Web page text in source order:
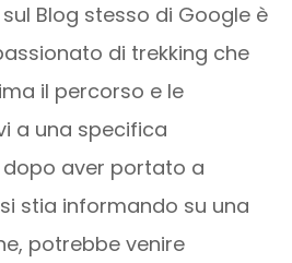
Blog stesso di Google è
di trekking che
il percorso e le
a una specifica
aver portato a
stia informando su una
potrebbe venire